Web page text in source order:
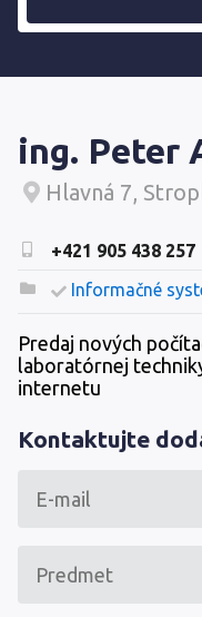
ing. Peter
Hlavná 7,
+421 905 438 257
Informačné
Predaj nových
laboratórnej
internetu
Kontaktujte